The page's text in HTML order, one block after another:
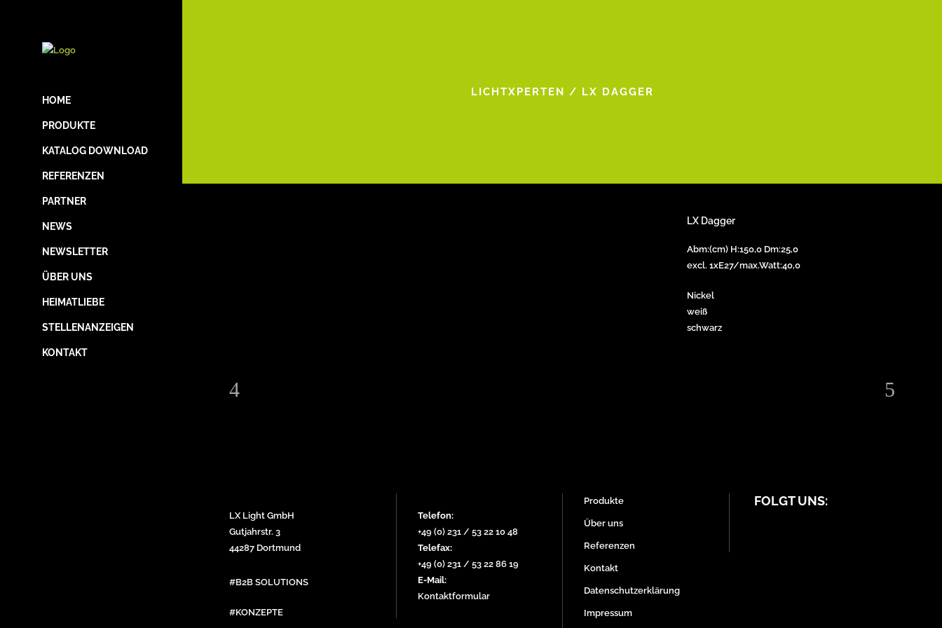
HOME
PRODUKTE
KATALOG DOWNLOAD
REFERENZEN
PARTNER
NEWS
NEWSLETTER
ÜBER UNS
HEIMATLIEBE
STELLENANZEIGEN
KONTAKT
LICHTXPERTEN / LX DAGGER
LX Dagger
Abm:(cm) H:150,0 Dm:25,0
excl. 1xE27/max.Watt:40,0
Nickel
weiß
schwarz
LX Light GmbH
Gutjahrstr. 3
44287 Dortmund
#B2B SOLUTIONS
#KONZEPTE
Telefon:
+49 (0) 231 / 53 22 10 48
Telefax:
+49 (0) 231 / 53 22 86 19
E-Mail:
Kontaktformular
Produkte
Über uns
Referenzen
Kontakt
Datenschutzerklärung
Impressum
FOLGT UNS: